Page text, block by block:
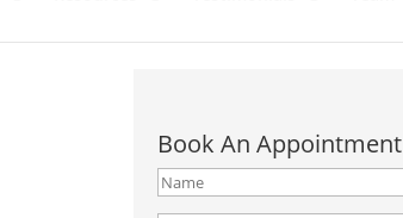
Book An Appointment